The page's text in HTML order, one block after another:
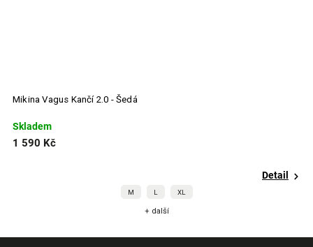
Mikina Vagus Kančí 2.0 - Šedá
Skladem
1 590 Kč
Detail
M L XL
+ další